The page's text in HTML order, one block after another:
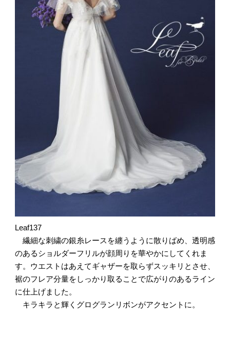
Leaf137
繊細な刺繍の銀糸レースを纏うように散りばめ、透明感
のあるショルダーフリルが顔周りを華やかにしてくれま
す。ウエストはあえてギャザーを取らずスッキリとさせ、
裾のフレア分量をしっかり取ることで広がりのあるライン
に仕上げました。
キラキラと輝くグログランリボンがアクセントに。